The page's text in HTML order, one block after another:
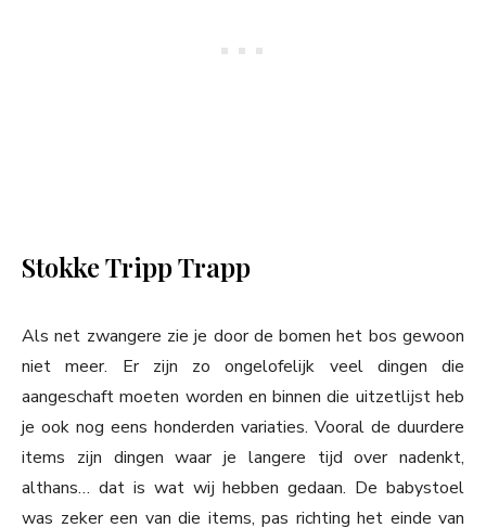
Stokke Tripp Trapp
Als net zwangere zie je door de bomen het bos gewoon
niet meer. Er zijn zo ongelofelijk veel dingen die
aangeschaft moeten worden en binnen die uitzetlijst heb
je ook nog eens honderden variaties. Vooral de duurdere
items zijn dingen waar je langere tijd over nadenkt,
althans… dat is wat wij hebben gedaan. De babystoel
was zeker een van die items, pas richting het einde van